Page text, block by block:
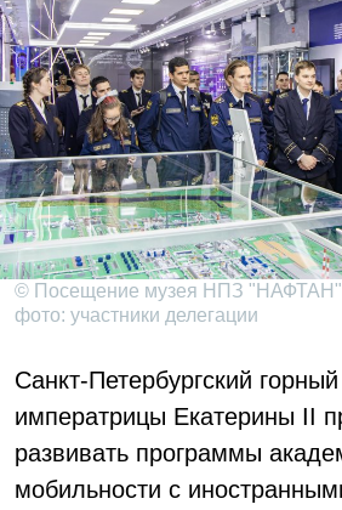
© Посещение музея НПЗ "НАФТАН"
фото: участники делегации
Санкт-Петербургский
императрицы Екатерины II
развивать программы
мобильности с